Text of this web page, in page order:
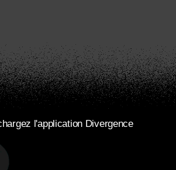
l'application Divergence